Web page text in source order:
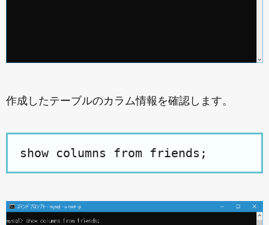
作成したテーブルのカラム情報を確認します。
show columns from friends;